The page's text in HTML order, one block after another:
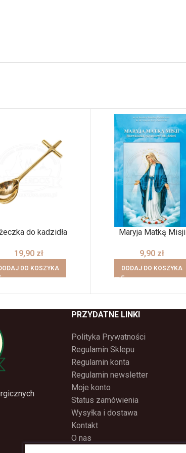
do kadzidła
19,90 zł
DO KOSZYKA
Maryja Matką Misji
9,90 zł
DODAJ DO KOSZYKA
PRZYDATNE LINKI
Polityka Prywatności
Regulamin Sklepu
Regulamin konta
Regulamin newsletter
Moje konto
Status zamówienia
Wysyłka i dostawa
Kontakt
O nas